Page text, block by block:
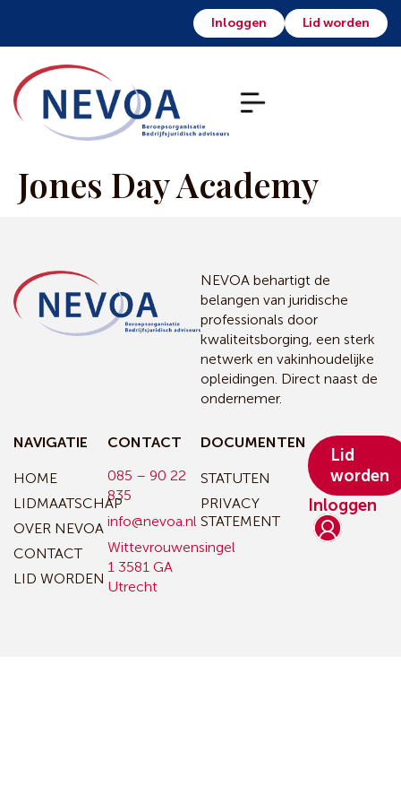
Inloggen Lid worden
Jones Day Academy
NEVOA behartigt de
belangen van juridische
professionals door
kwaliteitsborging, een sterk
netwerk en vakinhoudelijke
opleidingen. Direct naast de
ondernemer.
NAVIGATIE
HOME
LIDMAATSCHAP
OVER NEVOA
CONTACT
LID WORDEN
CONTACT
085 – 90 22
835
info@nevoa.nl
Wittevrouwensingel
1 3581 GA
Utrecht
DOCUMENTEN
STATUTEN
PRIVACY
STATEMENT
Inloggen
Lid
worden